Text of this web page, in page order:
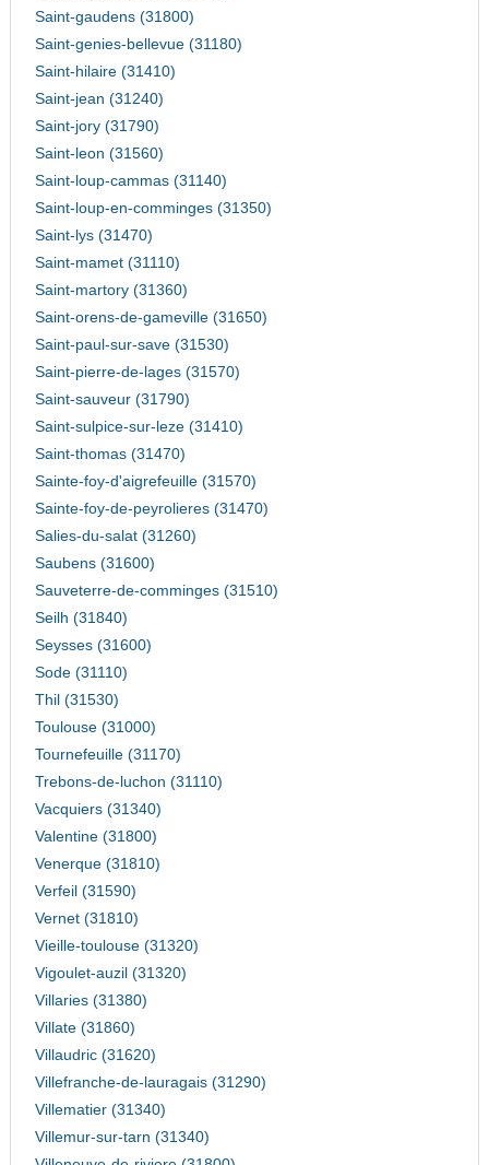
Saint-gaudens (31800)
Saint-genies-bellevue (31180)
Saint-hilaire (31410)
Saint-jean (31240)
Saint-jory (31790)
Saint-leon (31560)
Saint-loup-cammas (31140)
Saint-loup-en-comminges (31350)
Saint-lys (31470)
Saint-mamet (31110)
Saint-martory (31360)
Saint-orens-de-gameville (31650)
Saint-paul-sur-save (31530)
Saint-pierre-de-lages (31570)
Saint-sauveur (31790)
Saint-sulpice-sur-leze (31410)
Saint-thomas (31470)
Sainte-foy-d'aigrefeuille (31570)
Sainte-foy-de-peyrolieres (31470)
Salies-du-salat (31260)
Saubens (31600)
Sauveterre-de-comminges (31510)
Seilh (31840)
Seysses (31600)
Sode (31110)
Thil (31530)
Toulouse (31000)
Tournefeuille (31170)
Trebons-de-luchon (31110)
Vacquiers (31340)
Valentine (31800)
Venerque (31810)
Verfeil (31590)
Vernet (31810)
Vieille-toulouse (31320)
Vigoulet-auzil (31320)
Villaries (31380)
Villate (31860)
Villaudric (31620)
Villefranche-de-lauragais (31290)
Villematier (31340)
Villemur-sur-tarn (31340)